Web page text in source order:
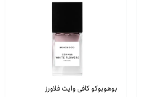
بوهوبوکو کافی وایت فلاورز